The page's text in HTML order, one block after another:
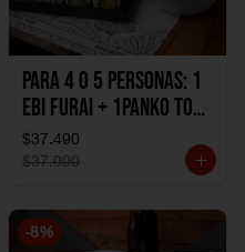
Para 4 o 5 personas: 1
Ebi Furai + 1Panko Tori
+ 1Snow Kani +
1California Sake +
1Katzu de Camaron
$37.490
$37.990
-8%